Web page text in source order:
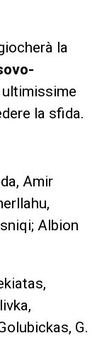
la
la sfida.
Amir
Albion
G.